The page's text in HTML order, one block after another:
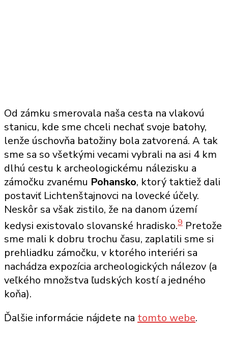
Od zámku smerovala naša cesta na vlakovú
stanicu, kde sme chceli nechať svoje batohy,
lenže úschovňa batožiny bola zatvorená. A tak
sme sa so všetkými vecami vybrali na asi 4 km
dlhú cestu k archeologickému nálezisku a
zámočku zvanému Pohansko, ktorý taktiež dali
postaviť Lichtenštajnovci na lovecké účely.
Neskôr sa však zistilo, že na danom území
kedysi existovalo slovanské hradisko.9 Pretože
sme mali k dobru trochu času, zaplatili sme si
prehliadku zámočku, v ktorého interiéri sa
nachádza expozícia archeologických nálezov (a
veľkého množstva ľudských kostí a jedného
koňa).
Ďalšie informácie nájdete na tomto webe.